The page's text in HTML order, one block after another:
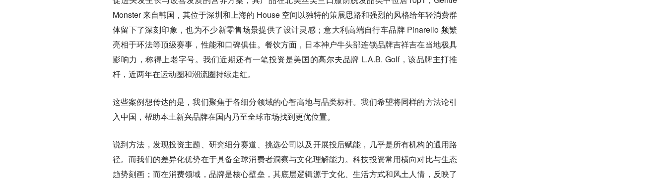
Monster 来自韩国，其位于深圳和上海的 House 空间以独特的策展思路和强烈的风格给年轻消费群
体留下了深刻印象，也为不少新零售场景提供了设计灵感；意大利高端自行车品牌 Pinarello 频繁
亮相于环法等顶级赛事，性能和口碑俱佳。餐饮方面，日本神户牛头部连锁品牌吉祥吉在当地极具
影响力，称得上老字号。我们近期还有一笔投资是美国的高尔夫品牌 L.A.B. Golf，该品牌主打推
杆，近两年在运动圈和潮流圈持续走红。
这些案例想传达的是，我们聚焦于各细分领域的心智高地与品类标杆。我们希望将同样的方法论引
入中国，帮助本土新兴品牌在国内乃至全球市场找到更优位置。
说到方法，发现投资主题、研究细分赛道、挑选公司以及开展投后赋能，几乎是所有机构的通用路
径。而我们的差异化优势在于具备全球消费者洞察与文化理解能力。科技投资常用横向对比与生态
趋势刻画；而在消费领域，品牌是核心壁垒，其底层逻辑源于文化、生活方式和风土人情，反映了